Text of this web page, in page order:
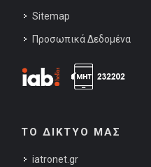
Sitemap
Προσωπικά Δεδομένα
ΤΟ ΔΙΚΤΥΟ ΜΑΣ
iatronet.gr